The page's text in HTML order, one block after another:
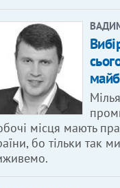
місця мають
бо тільки так